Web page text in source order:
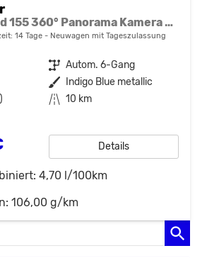
Journey Hybrid 155 360° Panorama Kamera el.Heckklappe Tote Winkel Navi el Heckklappe 2 x Einparkhilfe 19 Zoll Felgen
14 Tage Neuwagen mit Tageszulassung
Getriebe Autom. 6-Gang
Außenfarbe
Indigo Blue metallic
Kilometerstand 10 km
Details
4,70 l/100km
106,00 g/km